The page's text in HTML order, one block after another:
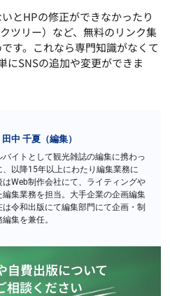
とHPの修正ができなかったり
ツリー）など、無料のリンク集
す。これなら専門知識がなくて
にSNSの追加や変更ができま
中 千夏（編集）
イトとして観光雑誌の編集に携わっ
以降15年以上にわたり編集業務に
Web制作会社にて、ライティングや
編集業務を担当。大手企業の企画編集
令和出版にて編集部門にて企画・制
集を兼任。
自費出版について
相談ください